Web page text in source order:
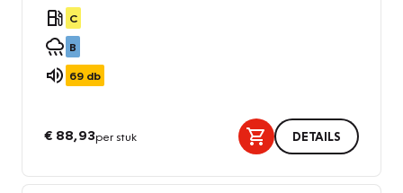
C
B
69 db
€ 88,93per stuk DETAILS